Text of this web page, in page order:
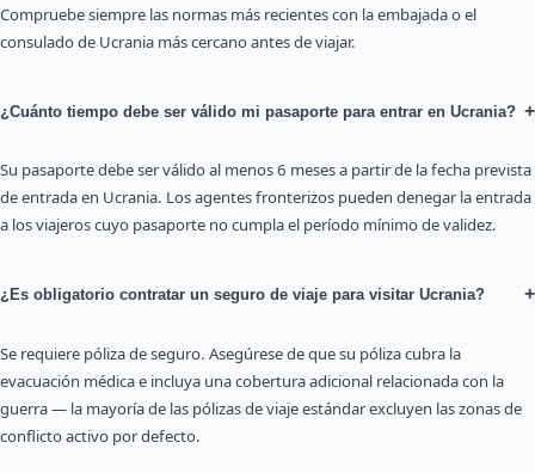
Compruebe siempre las normas más recientes con la embajada o el
consulado de Ucrania más cercano antes de viajar.
¿Cuánto tiempo debe ser válido mi pasaporte para entrar en Ucrania? +
Su pasaporte debe ser válido al menos 6 meses a partir de la fecha prevista
de entrada en Ucrania. Los agentes fronterizos pueden denegar la entrada
a los viajeros cuyo pasaporte no cumpla el período mínimo de validez.
¿Es obligatorio contratar un seguro de viaje para visitar Ucrania? +
Se requiere póliza de seguro. Asegúrese de que su póliza cubra la
evacuación médica e incluya una cobertura adicional relacionada con la
guerra — la mayoría de las pólizas de viaje estándar excluyen las zonas de
conflicto activo por defecto.